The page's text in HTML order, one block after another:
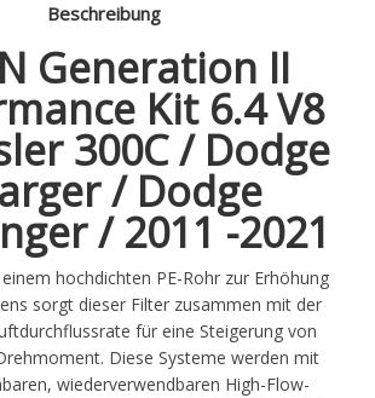
Beschreibung
Generation II
Kit 6.4 V8
300C / Dodge
/ Dodge
/ 2011 -2021
hochdichten PE-Rohr zur Erhöhung
sorgt dieser Filter zusammen mit der
für eine Steigerung von
Diese Systeme werden mit
wiederverwendbaren High-Flow-